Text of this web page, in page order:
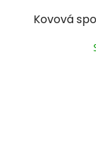
Kovová